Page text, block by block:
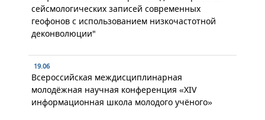
сейсмологических записей современных
геофонов с использованием низкочастотной
деконволюции"
19.06
Всероссийская междисциплинарная
молодёжная научная конференция «XIV
информационная школа молодого учёного»